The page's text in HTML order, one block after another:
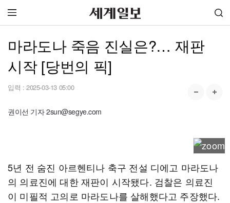
마라도나 죽음 진실은?… 재판
시작 [당번의 픽]
입력 : 2025-03-13 05:00
권이선 기자 2sun@segye.com
5년 전 숨진 아르헨티나 축구 전설 디에고 마라도나
의 의료진에 대한 재판이 시작됐다. 검찰은 의료진
이 미필적 고의로 마라도나를 살해했다고 주장했다.